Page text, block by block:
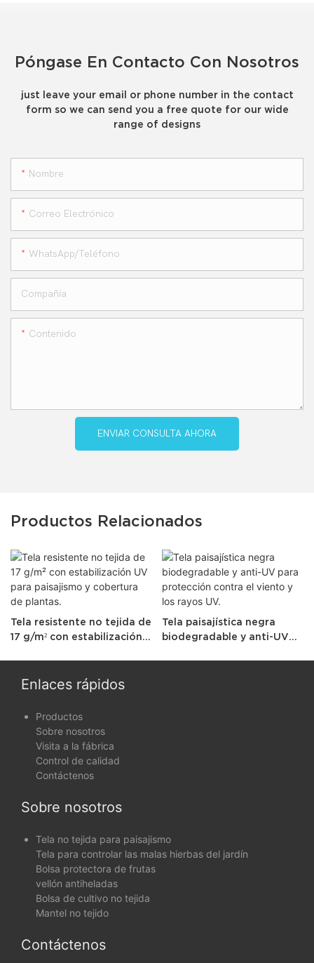
Póngase En Contacto Con Nosotros
just leave your email or phone number in the contact
form so we can send you a free quote for our wide
range of designs
Nombre
Correo Electrónico
WhatsApp/teléfono
Compañía
Contenido
ENVIAR CONSULTA AHORA
Productos Relacionados
Tela resistente no tejida de
17 g/m² con estabilización
Tela paisajística negra
biodegradable y anti-UV
Enlaces rápidos
Productos
Sobre nosotros
Visita a la fábrica
Control de calidad
Contáctenos
Sobre nosotros
Tela no tejida para paisajismo
Tela para controlar las malas hierbas del jardín
Bolsa protectora de frutas
vellón antiheladas
Bolsa de cultivo no tejida
Mantel no tejido
Contáctenos